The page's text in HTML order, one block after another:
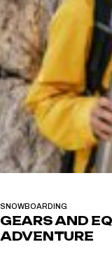
SNOWBOARDING
GEARS AND
ADVENTURE